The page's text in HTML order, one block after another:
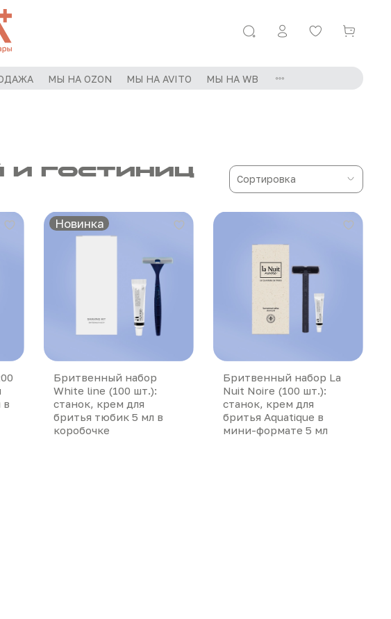
МЫ НА OZON МЫ НА AVITO МЫ НА WB
и гостиниц
в
Новинка
Бритвенный набор
White line (100 шт.):
станок, крем для
бритья тюбик 5 мл в
коробочке
Бритвенный набор La
Nuit Noire (100 шт.):
станок, крем для
бритья Aquatique в
мини-формате 5 мл